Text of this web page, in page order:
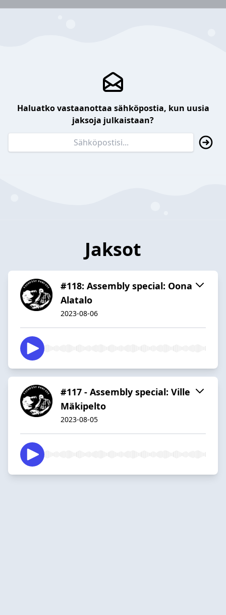
Haluatko vastaanottaa sähköpostia, kun uusia
jaksoja julkaistaan?
Jaksot
#118: Assembly special: Oona
Alatalo
2023-08-06
#117 - Assembly special: Ville
Mäkipelto
2023-08-05